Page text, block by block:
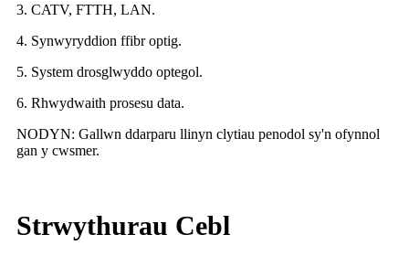
3. CATV, FTTH, LAN.
4. Synwyryddion ffibr optig.
5. System drosglwyddo optegol.
6. Rhwydwaith prosesu data.
NODYN: Gallwn ddarparu llinyn clytiau penodol sy'n ofynnol
gan y cwsmer.
Strwythurau Cebl